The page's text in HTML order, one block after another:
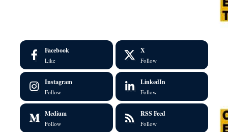
Facebook
Like
X
Follow
Instagram
Follow
LinkedIn
Follow
Medium
Follow
RSS Feed
Follow